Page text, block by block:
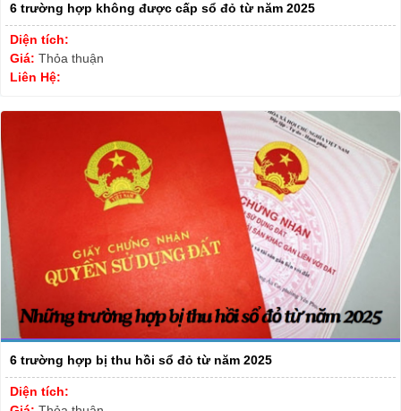
6 trường hợp không được cấp sổ đỏ từ năm 2025
Diện tích:
Giá: Thỏa thuận
Liên Hệ:
6 trường hợp bị thu hồi sổ đỏ từ năm 2025
Diện tích: